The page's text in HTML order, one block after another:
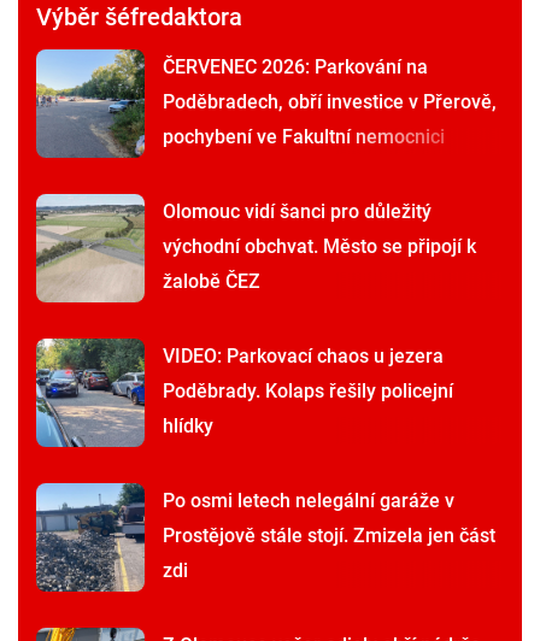
Výběr šéfredaktora
ČERVENEC 2026: Parkování na
Poděbradech, obří investice v Přerově,
pochybení ve Fakultní nemocnici
Olomouc vidí šanci pro důležitý
východní obchvat. Město se připojí k
žalobě ČEZ
VIDEO: Parkovací chaos u jezera
Poděbrady. Kolaps řešily policejní
hlídky
Po osmi letech nelegální garáže v
Prostějově stále stojí. Zmizela jen část
zdi